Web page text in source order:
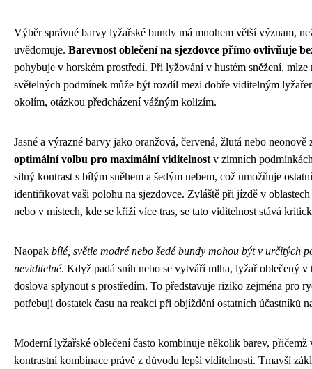
Výběr správné barvy lyžařské bundy má mnohem větší význam,
uvědomuje. Barevnost oblečení na sjezdovce přímo ovlivňuje
pohybuje v horském prostředí. Při lyžování v hustém sněžení, mlze
světelných podmínek může být rozdíl mezi dobře viditelným
okolím, otázkou předcházení vážným kolizím.
Jasné a výrazné barvy jako oranžová, červená, žlutá nebo neonově
optimální volbu pro maximální viditelnost v zimních
silný kontrast s bílým sněhem a šedým nebem, což umožňuje
identifikovat vaši polohu na sjezdovce. Zvláště při jízdě v
nebo v místech, kde se kříží více tras, se tato viditelnost stává
Naopak bílé, světle modré nebo šedé bundy mohou být v určitých
neviditelné. Když padá sníh nebo se vytváří mlha, lyžař oblečený v
doslova splynout s prostředím. To představuje riziko zejména pro
potřebují dostatek času na reakci při objíždění ostatních účastníků
Moderní lyžařské oblečení často kombinuje několik barev,
kontrastní kombinace právě z důvodu lepší viditelnosti. Tmavší